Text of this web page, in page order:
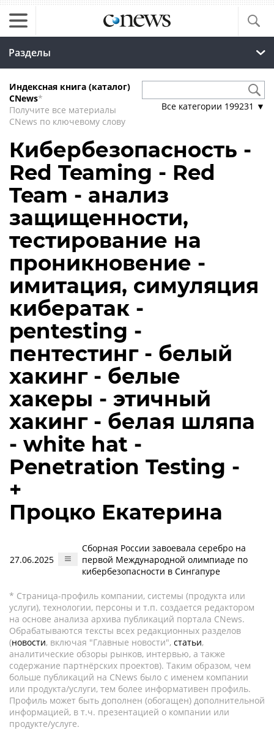
Разделы
Индексная книга (каталог)
CNews*
Получите все материалы
CNews по ключевому слову
Все категории 199231 ▼
Кибербезопасность -
Red Teaming - Red
Team - анализ
защищенности,
тестирование на
проникновение -
имитация, симуляция
кибератак -
pentesting -
пентестинг - белый
хакинг - белые
хакеры - этичный
хакинг - белая шляпа
- white hat -
Penetration Testing -
+
Процко Екатерина
27.06.2025
Сборная России завоевала серебро на
первой Международной олимпиаде по
кибербезопасности в Сингапуре
* Страница-профиль компании, системы (продукта или
услуги), технологии, персоны и т.п. создается редактором
на основе анализа архива публикаций портала CNews.
Обрабатываются тексты всех редакционных разделов
(новости, включая "Главные новости", статьи,
аналитические обзоры рынков, интервью, а также
содержание партнёрских проектов). Таким образом, чем
больше публикаций на CNews было с именем компании
или продукта/услуги, тем более информативен профиль.
Профиль может быть дополнен (обогащен) дополнительной
информацией, в т.ч. презентацией о компании или
продукте/услуге.